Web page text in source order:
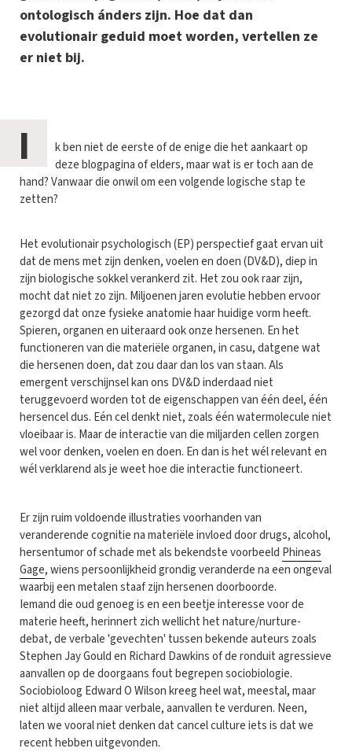
ontologisch ánders zijn. Hoe dat dan
evolutionair geduid moet worden, vertellen ze
er niet bij.
I
k ben niet de eerste of de enige die het aankaart op
deze blogpagina of elders, maar wat is er toch aan de
hand? Vanwaar die onwil om een volgende logische stap te
zetten?
Het evolutionair psychologisch (EP) perspectief gaat ervan uit
dat de mens met zijn denken, voelen en doen (DV&D), diep in
zijn biologische sokkel verankerd zit. Het zou ook raar zijn,
mocht dat niet zo zijn. Miljoenen jaren evolutie hebben ervoor
gezorgd dat onze fysieke anatomie haar huidige vorm heeft.
Spieren, organen en uiteraard ook onze hersenen. En het
functioneren van die materiële organen, in casu, datgene wat
die hersenen doen, dat zou daar dan los van staan. Als
emergent verschijnsel kan ons DV&D inderdaad niet
teruggevoerd worden tot de eigenschappen van één deel, één
hersencel dus. Eén cel denkt niet, zoals één watermolecule niet
vloeibaar is. Maar de interactie van die miljarden cellen zorgen
wel voor denken, voelen en doen. En dan is het wél relevant en
wél verklarend als je weet hoe die interactie functioneert.
Er zijn ruim voldoende illustraties voorhanden van
veranderende cognitie na materiële invloed door drugs, alcohol,
hersentumor of schade met als bekendste voorbeeld Phineas
Gage, wiens persoonlijkheid grondig veranderde na een ongeval
waarbij een metalen staaf zijn hersenen doorboorde.
Iemand die oud genoeg is en een beetje interesse voor de
materie heeft, herinnert zich wellicht het nature/nurture-
debat, de verbale 'gevechten' tussen bekende auteurs zoals
Stephen Jay Gould en Richard Dawkins of de ronduit agressieve
aanvallen op de doorgaans fout begrepen sociobiologie.
Sociobioloog Edward O Wilson kreeg heel wat, meestal, maar
niet altijd alleen maar verbale, aanvallen te verduren. Neen,
laten we vooral niet denken dat cancel culture iets is dat we
recent hebben uitgevonden.